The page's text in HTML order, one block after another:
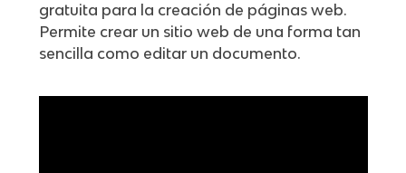
gratuita para la creación de páginas web.
Permite crear un sitio web de una forma tan
sencilla como editar un documento.